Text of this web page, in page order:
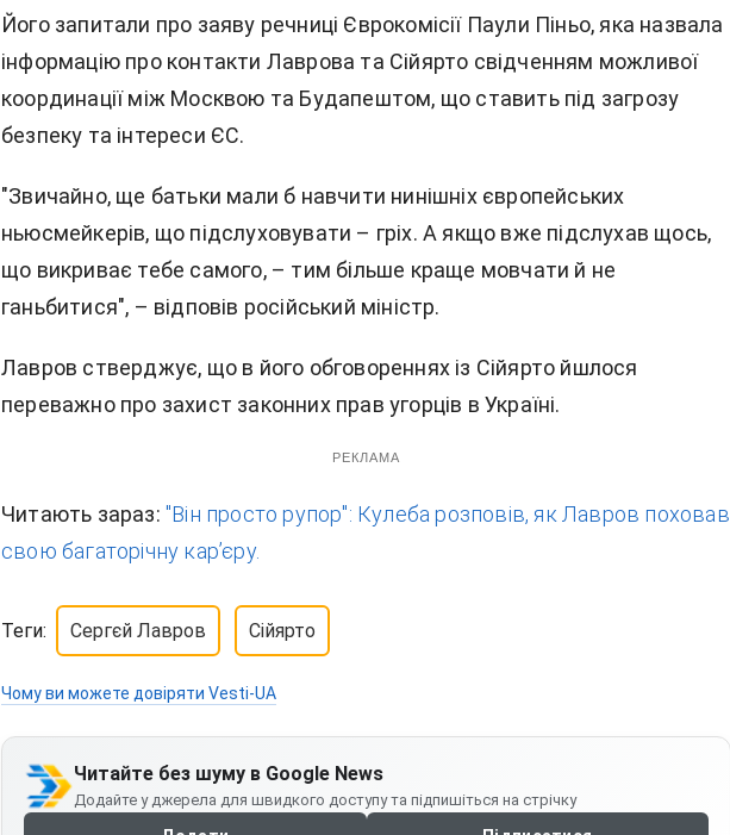
Його запитали про заяву речниці Єврокомісії Паули Піньо, яка назвала
інформацію про контакти Лаврова та Сійярто свідченням можливої
координації між Москвою та Будапештом, що ставить під загрозу
безпеку та інтереси ЄС.
"Звичайно, ще батьки мали б навчити нинішніх європейських
ньюсмейкерів, що підслуховувати – гріх. А якщо вже підслухав щось,
що викриває тебе самого, – тим більше краще мовчати й не
ганьбитися", – відповів російський міністр.
Лавров стверджує, що в його обговореннях із Сійярто йшлося
переважно про захист законних прав угорців в Україні.
РЕКЛАМА
Читають зараз: "Він просто рупор": Кулеба розповів, як Лавров поховав
свою багаторічну кар’єру.
Теги: Сергєй Лавров Сійярто
Чому ви можете довіряти Vesti-UA
Читайте без шуму в Google News
Додайте у джерела для швидкого доступу та підпишіться на стрічку